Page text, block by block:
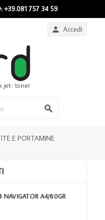
+39.081 757 34 59
 Accedi

E PORTAMINE
NAVIGATOR A4/80GR